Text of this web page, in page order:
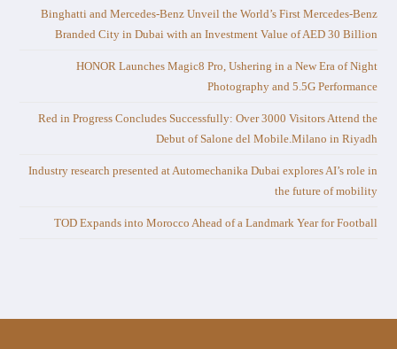
Binghatti and Mercedes-Benz Unveil the World’s First Mercedes-Benz
Branded City in Dubai with an Investment Value of AED 30 Billion
HONOR Launches Magic8 Pro, Ushering in a New Era of Night
Photography and 5.5G Performance
Red in Progress Concludes Successfully: Over 3000 Visitors Attend the
Debut of Salone del Mobile.Milano in Riyadh
Industry research presented at Automechanika Dubai explores AI’s role in
the future of mobility
TOD Expands into Morocco Ahead of a Landmark Year for Football